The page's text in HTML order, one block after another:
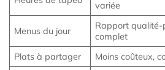
variée
Menus du jour
Rapport
complet
Plats à partager
Moins coûteux,